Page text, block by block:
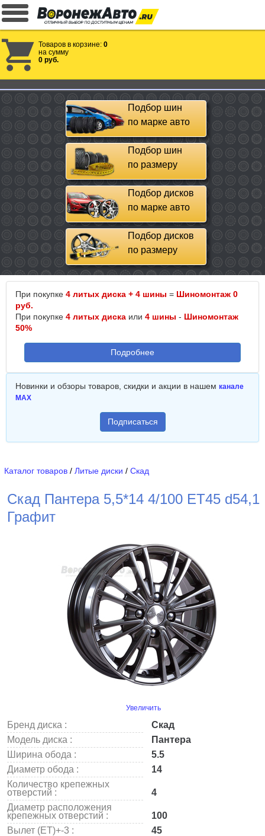
Товаров в корзине: 0
на сумму
0 руб.
Подбор шин
по марке авто
Подбор шин
по размеру
Подбор дисков
по марке авто
Подбор дисков
по размеру
При покупке 4 литых диска + 4 шины = Шиномонтаж 0
руб.
При покупке 4 литых диска или 4 шины - Шиномонтаж
50%
Подробнее
Новинки и обзоры товаров, скидки и акции в нашем канале
MAX
Подписаться
Каталог товаров / Литые диски / Скад
Скад Пантера 5,5*14 4/100 ET45 d54,1
Графит
Увеличить
Бренд диска :
Скад
Модель диска :
Пантера
Ширина обода :
5.5
Диаметр обода :
14
Количество крепежных
отверстий :
4
Диаметр расположения
крепежных отверстий :
100
Вылет (ET)+-3 :
45